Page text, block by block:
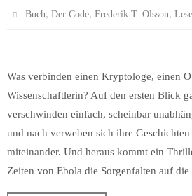
Buch,Der Code,Frederik T. Olsson,
Was verbinden einen Kryptologe, einen
Wissenschaftlerin? Auf den ersten Blick
verschwinden einfach, scheinbar
und nach verweben sich ihre
miteinander. Und heraus kommt ein
Zeiten von Ebola die Sorgenfalten auf